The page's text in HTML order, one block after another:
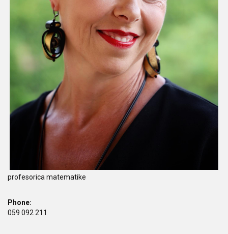
profesorica matematike
Phone:
059 092 211